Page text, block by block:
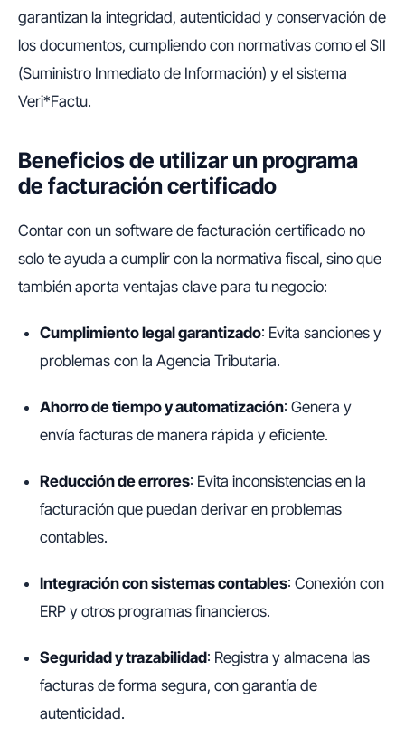
garantizan la integridad, autenticidad y conservación de
los documentos, cumpliendo con normativas como el SII
(Suministro Inmediato de Información) y el sistema
Veri*Factu.
Beneficios de utilizar un programa
de facturación certificado
Contar con un software de facturación certificado no
solo te ayuda a cumplir con la normativa fiscal, sino que
también aporta ventajas clave para tu negocio:
Cumplimiento legal garantizado: Evita sanciones y
problemas con la Agencia Tributaria.
Ahorro de tiempo y automatización: Genera y
envía facturas de manera rápida y eficiente.
Reducción de errores: Evita inconsistencias en la
facturación que puedan derivar en problemas
contables.
Integración con sistemas contables: Conexión con
ERP y otros programas financieros.
Seguridad y trazabilidad: Registra y almacena las
facturas de forma segura, con garantía de
autenticidad.